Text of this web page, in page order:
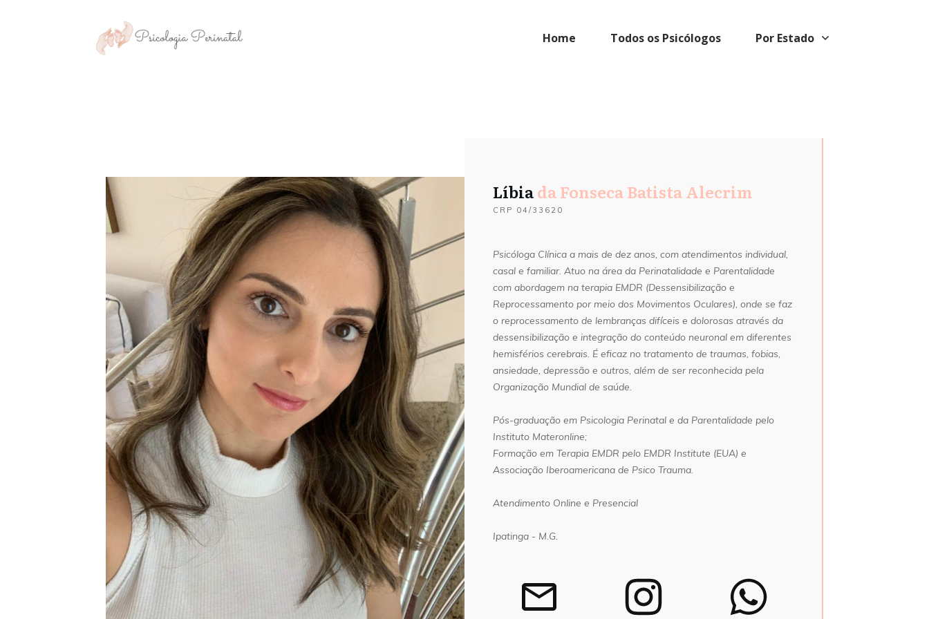
Home Todos os Psicólogos Por Estado
Líbiada Fonseca Batista Alecrim
CRP 04/33620
Psicóloga Clínica a mais de dez anos, com atendimentos individual,
casal e familiar. Atuo na área da Perinatalidade e Parentalidade
com abordagem na terapia EMDR (Dessensibilização e
Reprocessamento por meio dos Movimentos Oculares), onde se faz
o reprocessamento de lembranças difíceis e dolorosas através da
dessensibilização e integração do conteúdo neuronal em diferentes
hemisférios cerebrais. É eficaz no tratamento de traumas, fobias,
ansiedade, depressão e outros, além de ser reconhecida pela
Organização Mundial de saúde.
Pós-graduação em Psicologia Perinatal e da Parentalidade pelo
Instituto Materonline;
Formação em Terapia EMDR pelo EMDR Institute (EUA) e
Associação Iberoamericana de Psico Trauma.
Atendimento Online e Presencial
Ipatinga - M.G.